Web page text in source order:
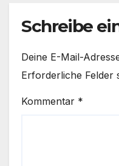
Schreibe
Deine E-Mail-
Erforderliche Felder
Kommentar *